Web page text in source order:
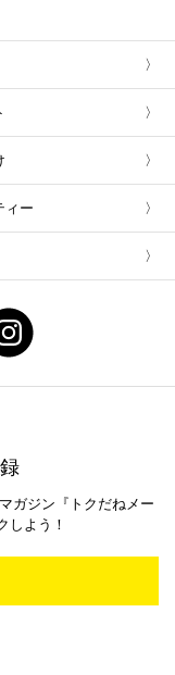
ィー
ガジン『トクだねメー
しよう！